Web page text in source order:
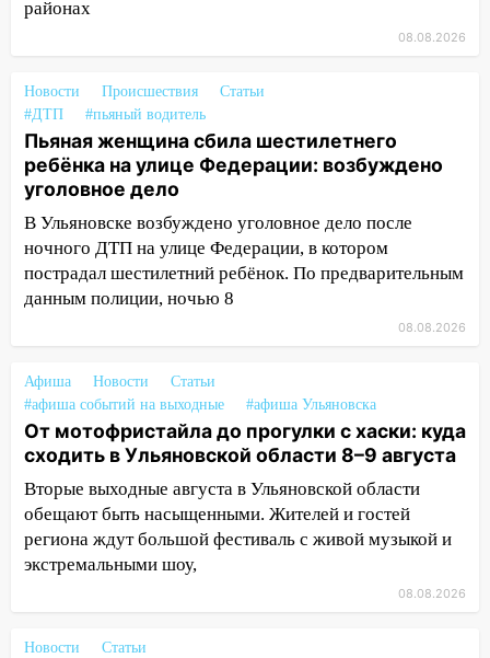
ветром вырвало дерево с корнем
СТО на проспекте Созидателей
13:35
Непогода продолжает бить по
транспорту: в Ульяновске трамвай
сошёл с рельсов
13:22
Упавшие деревья перекрыли
дороги в Ульяновске: фото
13:17 Непогода в Ульяновске не
закончится сегодня: сильные ливни
житель Вешкаймского района похитил у
знакомого 191 тысячу рублей
13:14 Ураган оторвал светофор на
проспекте Филатова в Ульяновске
13:12 Дерево пробило крышу дома на
Новгородской в Ульяновске и рухнуло
на электрощит
районах
08.08.2026
Новости Происшествия
Статьи
#ДТП
#пьяный водитель
Пьяная женщина сбила шестилетнего
ребёнка на улице Федерации: возбуждено
уголовное дело
В Ульяновске возбуждено уголовное дело после
ночного ДТП на улице Федерации, в котором
пострадал шестилетний ребёнок. По предварительным
данным полиции, ночью 8
08.08.2026
Афиша Новости
Статьи
#афиша событий на выходные
#афиша Ульяновска
От мотофристайла до прогулки с хаски: куда
сходить в Ульяновской области 8–9 августа
Вторые выходные августа в Ульяновской области
обещают быть насыщенными. Жителей и гостей
региона ждут большой фестиваль с живой музыкой и
экстремальными шоу,
08.08.2026
Новости
Статьи